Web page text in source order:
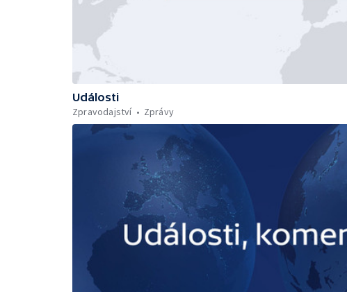
Události
Zpravodajství
Zprávy